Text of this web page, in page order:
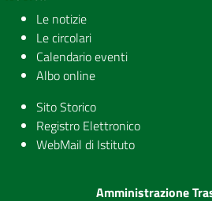
Le notizie
Le circolari
Calendario eventi
Albo online
Sito Storico
Registro Elettronico
WebMail di Istituto
Amministrazione